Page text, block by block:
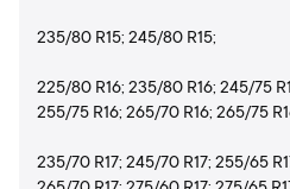
235/80 R15; 245/80 R15;
225/80 R16; 235/80 R16; 245/75
255/75 R16; 265/70 R16; 265/75
235/70 R17; 245/70 R17; 255/65